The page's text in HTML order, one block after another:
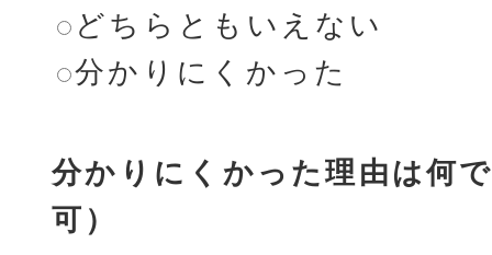
どちらともいえない
分かりにくかった
分かりにくかった理由は何
可）